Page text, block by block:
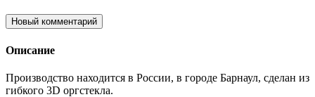
Новый комментарий
Описание
Производство находится в России, в городе Барнаул, сделан из
гибкого 3D оргстекла.